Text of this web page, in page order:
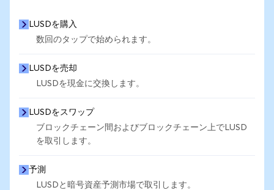
LUSDを購入
数回のタップで始められます。
LUSDを売却
LUSDを現金に交換します。
LUSDをスワップ
ブロックチェーン間およびブロックチェーン上でLUSD
を取引します。
予測
LUSDと暗号資産予測市場で取引します。